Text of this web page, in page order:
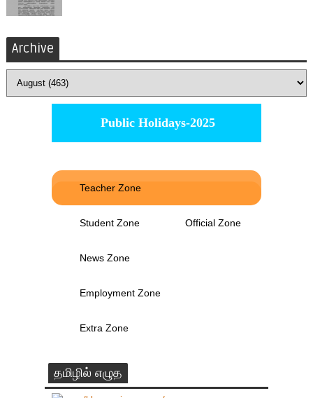
Archive
Public Holidays-2025
Teacher Zone
Student Zone Official Zone
News Zone
Employment Zone
Extra Zone
தமிழில் எழுத